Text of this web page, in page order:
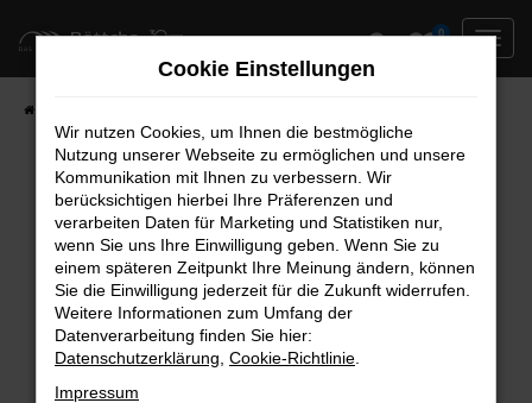
Zum
springen
0
Fehler: Network Error
Beim Laden ist ein Fehler aufgetreten.
Hier sind ein paar Tipps, die dir helfen können:
Überprüfe deine Firewall und deine
Internetverbindung.
Laden andere Webseiten, zum Beispiel deine
Cookie Einstellungen
Wir nutzen Cookies, um Ihnen die bestmögliche
Nutzung unserer Webseite zu ermöglichen und unsere
Kommunikation mit Ihnen zu verbessern. Wir
berücksichtigen hierbei Ihre Präferenzen und
verarbeiten Daten für Marketing und Statistiken nur,
wenn Sie uns Ihre Einwilligung geben. Wenn Sie zu
einem späteren Zeitpunkt Ihre Meinung ändern, können
Sie die Einwilligung jederzeit für die Zukunft widerrufen.
Weitere Informationen zum Umfang der
Datenverarbeitung finden Sie hier:
Datenschutzerklärung Cookie-Richtlinie
Impressum